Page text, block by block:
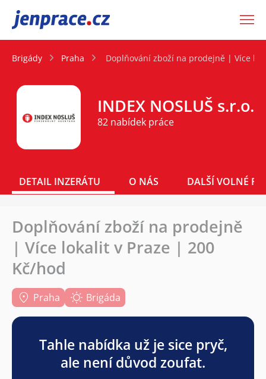
JenPráce.cz
Brigády Praha Doplňování zboží na prodejně | Více
INDEX NOSLUŠ s.r.o.
82 nabídek práce
DETAIL INZERÁTU O NÁS DALŠÍ VOLNÉ
Doplňování zboží na prodejně
| Více lokalit v Praze | 200
Kč/hod
Praha Brigáda
Tahle nabídka už je sice pryč,
ale není důvod zoufat.